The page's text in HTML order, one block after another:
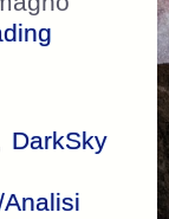
“I risultati”
DarkSky